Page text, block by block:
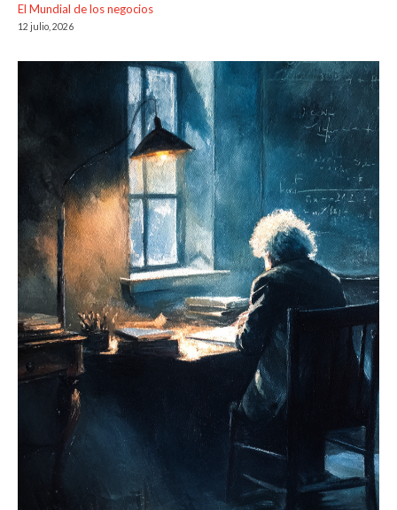
El Mundial de los negocios
12 julio, 2026